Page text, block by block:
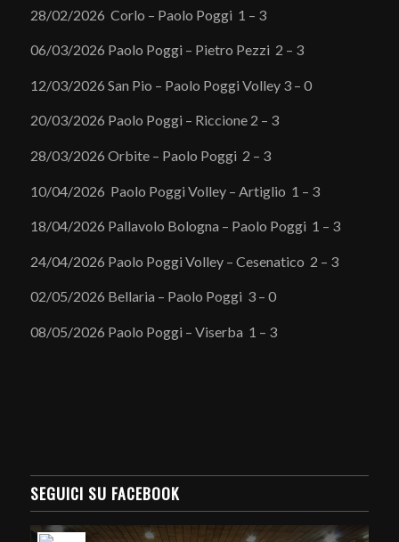
28/02/2026 Corlo – Paolo Poggi 1 – 3
06/03/2026 Paolo Poggi – Pietro Pezzi 2 – 3
12/03/2026 San Pio – Paolo Poggi Volley 3 – 0
20/03/2026 Paolo Poggi – Riccione 2 – 3
28/03/2026 Orbite – Paolo Poggi 2 – 3
10/04/2026 Paolo Poggi Volley – Artiglio 1 – 3
18/04/2026 Pallavolo Bologna – Paolo Poggi 1 – 3
24/04/2026 Paolo Poggi Volley – Cesenatico 2 – 3
02/05/2026 Bellaria – Paolo Poggi 3 – 0
08/05/2026 Paolo Poggi – Viserba 1 – 3
SEGUICI SU FACEBOOK